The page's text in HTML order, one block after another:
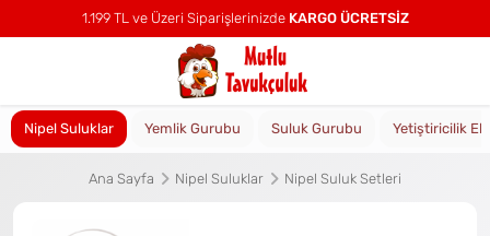
1.199 TL ve Üzeri Siparişlerinizde KARGO ÜCRETSİZ
Nipel Suluklar Yemlik Gurubu Suluk Gurubu Yetiştiricilik
Ana Sayfa Nipel Suluklar Nipel Suluk Setleri